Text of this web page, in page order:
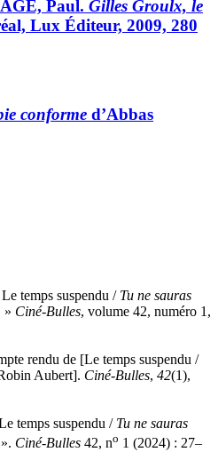
Paul. Gilles Groulx, le
Lux Éditeur, 2009, 280
conforme d’Abbas
temps suspendu / Tu ne sauras
» Ciné-Bulles, volume 42, numéro 1,
rendu de [Le temps suspendu /
Aubert]. Ciné-Bulles, 42(1),
temps suspendu / Tu ne sauras
Ciné-Bulles 42, no 1 (2024) : 27–